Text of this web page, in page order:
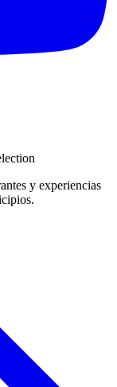
y experiencias